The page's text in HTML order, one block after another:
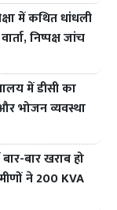
में कथित धांधली
निष्पक्ष जांच
में डीसी का
भोजन व्यवस्था
बार खराब हो
ने 200 KVA